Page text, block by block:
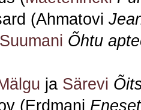
(Ahmatovi
Suumani Õhtu
ja Särevi
(Erdmani